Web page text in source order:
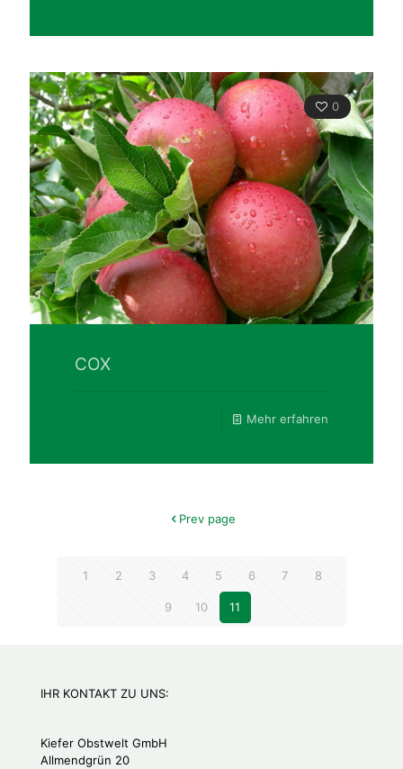
0
COX
Mehr erfahren
Prev page
1 2 3 4 5 6 7 8
9 10 11
IHR KONTAKT ZU UNS:
Kiefer Obstwelt GmbH
Allmendgrün 20